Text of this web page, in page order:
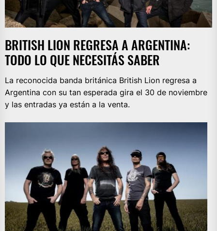
BRITISH LION REGRESA A ARGENTINA:
TODO LO QUE NECESITÁS SABER
La reconocida banda británica British Lion regresa a
Argentina con su tan esperada gira el 30 de noviembre
y las entradas ya están a la venta.